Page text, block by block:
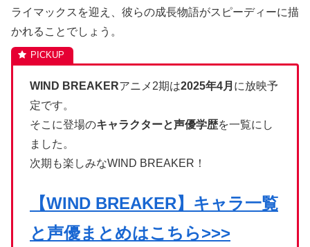
ライマックスを迎え、彼らの成長物語がスピーディーに描
かれることでしょう。
WIND BREAKERアニメ2期は2025年4月 に放映予
定です。
そこに登場のキャラクターと声優学歴を一覧にし
ました。
次期も楽しみなWIND BREAKER！
【WIND BREAKER】キャラ一覧
と声優まとめはこちら>>>